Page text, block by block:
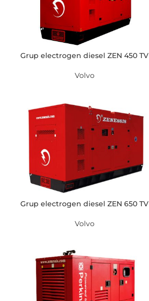
Grup electrogen diesel ZEN 450 TV
Volvo
Grup electrogen diesel ZEN 650 TV
Volvo